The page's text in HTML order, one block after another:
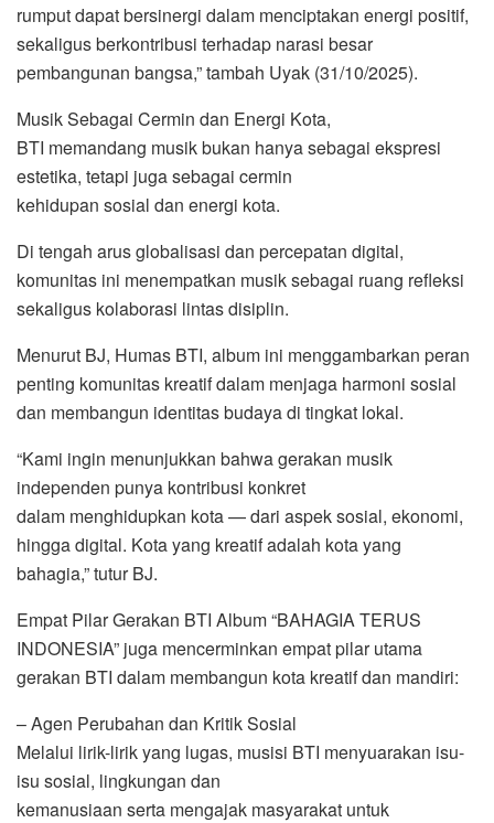
rumput dapat bersinergi dalam menciptakan energi positif,
sekaligus berkontribusi terhadap narasi besar
pembangunan bangsa,” tambah Uyak (31/10/2025).
Musik Sebagai Cermin dan Energi Kota,
BTI memandang musik bukan hanya sebagai ekspresi
estetika, tetapi juga sebagai cermin
kehidupan sosial dan energi kota.
Di tengah arus globalisasi dan percepatan digital,
komunitas ini menempatkan musik sebagai ruang refleksi
sekaligus kolaborasi lintas disiplin.
Menurut BJ, Humas BTI, album ini menggambarkan peran
penting komunitas kreatif dalam menjaga harmoni sosial
dan membangun identitas budaya di tingkat lokal.
“Kami ingin menunjukkan bahwa gerakan musik
independen punya kontribusi konkret
dalam menghidupkan kota — dari aspek sosial, ekonomi,
hingga digital. Kota yang kreatif adalah kota yang
bahagia,” tutur BJ.
Empat Pilar Gerakan BTI Album “BAHAGIA TERUS
INDONESIA” juga mencerminkan empat pilar utama
gerakan BTI dalam membangun kota kreatif dan mandiri:
– Agen Perubahan dan Kritik Sosial
Melalui lirik-lirik yang lugas, musisi BTI menyuarakan isu-
isu sosial, lingkungan dan
kemanusiaan serta mengajak masyarakat untuk